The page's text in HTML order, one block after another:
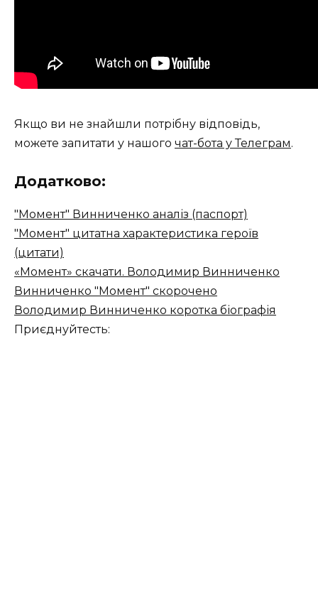
Якщо ви не знайшли потрібну відповідь,
можете запитати у нашого чат-бота у Телеграм.
Додатково:
"Момент" Винниченко аналіз (паспорт)
"Момент" цитатна характеристика героїв
(цитати)
«Момент» скачати. Володимир Винниченко
Винниченко "Момент" скорочено
Володимир Винниченко коротка біографія
Приєднуйтесть: